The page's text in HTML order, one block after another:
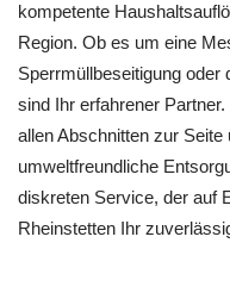
kompetente
Region. Ob es um eine
Sperrmüllbeseitigung oder
sind Ihr erfahrener
allen Abschnitten zur
umweltfreundliche
diskreten Service, der auf
Rheinstetten Ihr